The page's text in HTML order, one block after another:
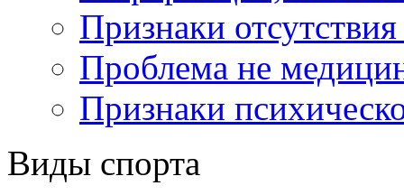
Признаки
Проблема не
Признаки
Виды спорта